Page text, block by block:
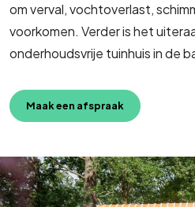
om verval, vochtoverlast,
voorkomen. Verder is het
onderhoudsvrije tuinhuis in de
Maak een afspraak